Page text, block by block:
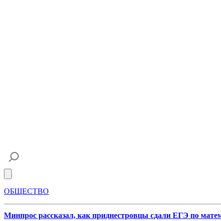
ОБЩЕСТВО
Минпрос рассказал, как приднестровцы сдали ЕГЭ по